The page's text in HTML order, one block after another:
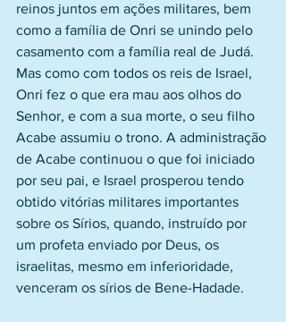
reinos juntos em ações militares, bem
como a família de Onri se unindo pelo
casamento com a família real de Judá.
Mas como com todos os reis de Israel,
Onri fez o que era mau aos olhos do
Senhor, e com a sua morte, o seu filho
Acabe assumiu o trono. A administração
de Acabe continuou o que foi iniciado
por seu pai, e Israel prosperou tendo
obtido vitórias militares importantes
sobre os Sírios, quando, instruído por
um profeta enviado por Deus, os
israelitas, mesmo em inferioridade,
venceram os sírios de Bene-Hadade.